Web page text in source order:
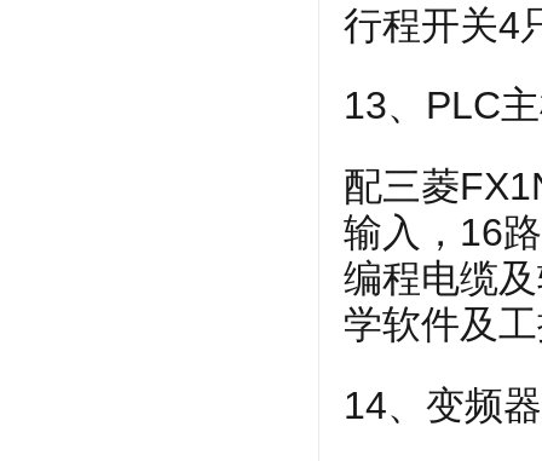
行程开关4
13、PLC
配三菱
输入，16
编程电缆
学软件及
14、变频